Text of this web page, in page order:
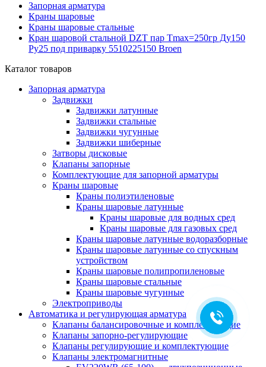
Запорная арматура
Краны шаровые
Краны шаровые стальные
Кран шаровой стальной DZT пар Tmax=250гр Ду150
Ру25 под приварку 5510225150 Broen
Каталог товаров
Запорная арматура
Задвижки
Задвижки латунные
Задвижки стальные
Задвижки чугунные
Задвижки шиберные
Затворы дисковые
Клапаны запорные
Комплектующие для запорной арматуры
Краны шаровые
Краны полиэтиленовые
Краны шаровые латунные
Краны шаровые для водных сред
Краны шаровые для газовых сред
Краны шаровые латунные водоразборные
Краны шаровые латунные со спускным
устройством
Краны шаровые полипропиленовые
Краны шаровые стальные
Краны шаровые чугунные
Электроприводы
Автоматика и регулирующая арматура
Клапаны балансировочные и комплектующие
Клапаны запорно-регулирующие
Клапаны регулирующие и комплектующие
Клапаны электромагнитные